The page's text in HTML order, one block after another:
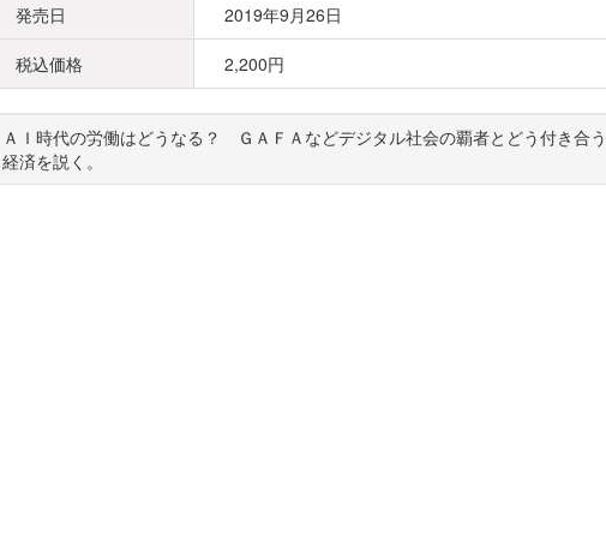
発売日 2019年9月26日
税込価格 2,200円
ＡＩ時代の労働はどうなる？ ＧＡＦＡなどデジタル社会の覇者とどう付き合
経済を説く。